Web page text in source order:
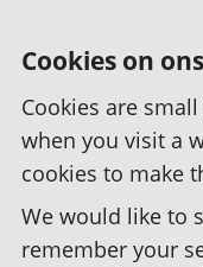
Cookies on
Cookies are
when you visit a
cookies to make
We would like to
remember your